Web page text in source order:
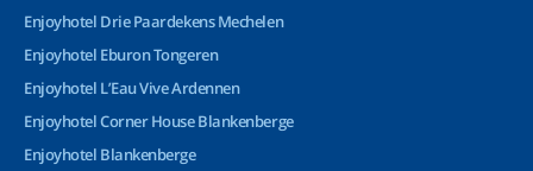
Enjoyhotel Drie Paardekens Mechelen
Enjoyhotel Eburon Tongeren
Enjoyhotel L’Eau Vive Ardennen
Enjoyhotel Corner House Blankenberge
Enjoyhotel Blankenberge